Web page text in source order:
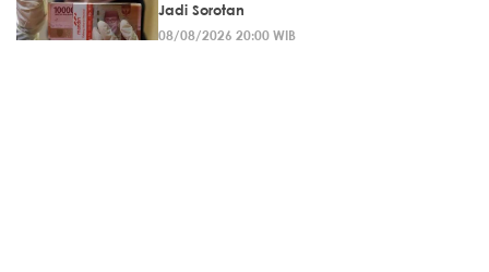
Jadi Sorotan
08/08/2026 20:00 WIB